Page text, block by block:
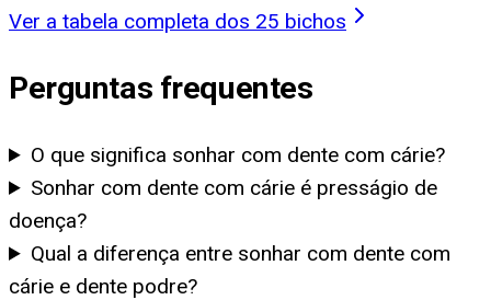
Ver a tabela completa dos 25 bichos
Perguntas frequentes
O que significa sonhar com dente com cárie?
Sonhar com dente com cárie é presságio de
doença?
Qual a diferença entre sonhar com dente com
cárie e dente podre?